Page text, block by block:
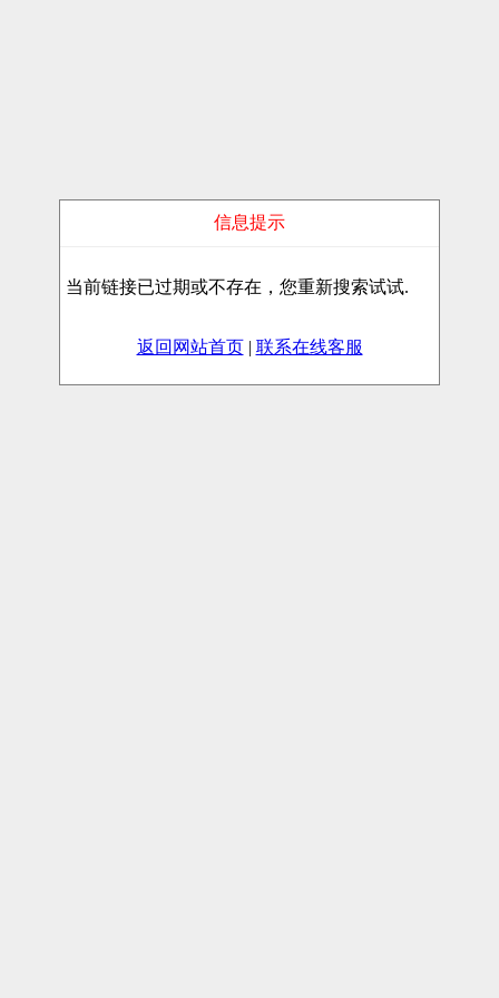
信息提示
当前链接已过期或不存在，您重新搜索试试.
返回网站首页| 联系在线客服